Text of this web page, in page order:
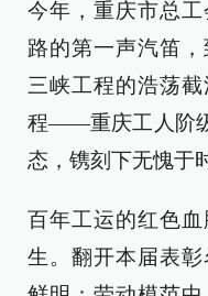
今年，重庆市总
路的第一声汽笛
三峡工程的浩荡
程——重庆工人阶
态，镌刻下无愧于
百年工运的红色
生。翻开本届表